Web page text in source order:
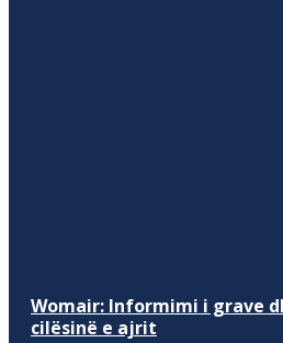
Womair: Informimi i grave
cilësinë e ajrit